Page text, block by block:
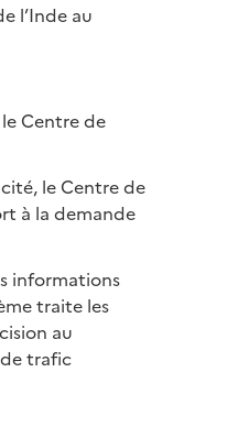
l’Inde au
Centre de
le Centre de
à la demande
informations
traite les
au
trafic